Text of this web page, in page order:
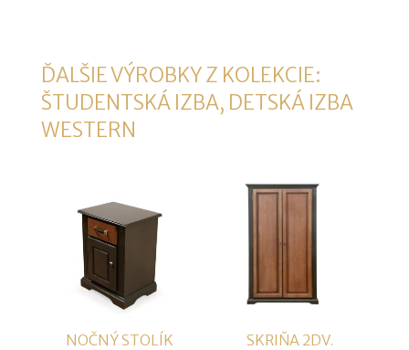
ĎALŠIE VÝROBKY Z KOLEKCIE:
ŠTUDENTSKÁ IZBA, DETSKÁ IZBA
WESTERN
NOČNÝ STOLÍK SKRIŇA 2DV.